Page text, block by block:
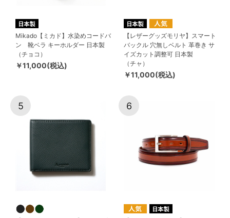
Mikado【ミカド】水染めコードバ
ン 靴ベラ キーホルダー 日本製
（チョコ）
￥11,000(税込)
【レザーグッズモリヤ】スマート
バックル 穴無しベルト 革巻き サ
イズカット調整可 日本製
（チャ）
￥11,000(税込)
5 6